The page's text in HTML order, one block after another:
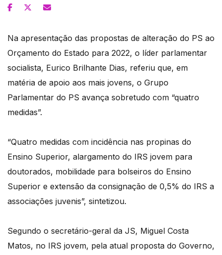
Na apresentação das propostas de alteração do PS ao
Orçamento do Estado para 2022, o líder parlamentar
socialista, Eurico Brilhante Dias, referiu que, em
matéria de apoio aos mais jovens, o Grupo
Parlamentar do PS avança sobretudo com “quatro
medidas”.
“Quatro medidas com incidência nas propinas do
Ensino Superior, alargamento do IRS jovem para
doutorados, mobilidade para bolseiros do Ensino
Superior e extensão da consignação de 0,5% do IRS a
associações juvenis”, sintetizou.
Segundo o secretário-geral da JS, Miguel Costa
Matos, no IRS jovem, pela atual proposta do Governo,